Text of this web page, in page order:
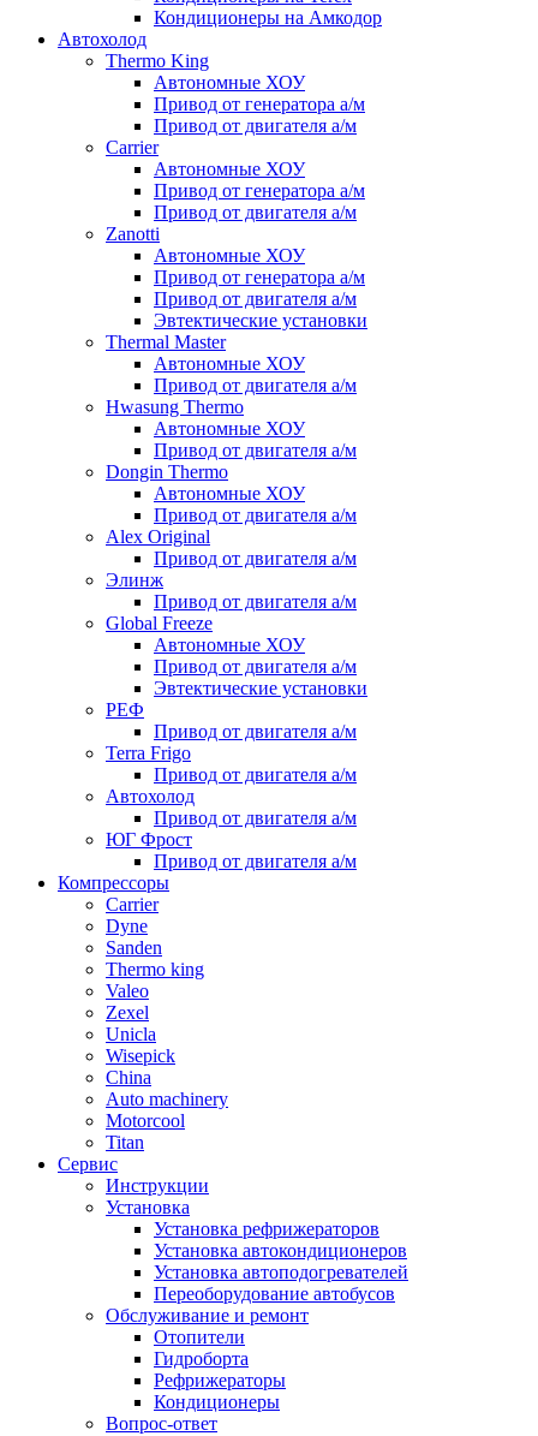
Кондиционеры на Амкодор
Автохолод
Thermo King
Автономные ХОУ
Привод от генератора а/м
Привод от двигателя а/м
Carrier
Автономные ХОУ
Привод от генератора а/м
Привод от двигателя а/м
Zanotti
Автономные ХОУ
Привод от генератора а/м
Привод от двигателя а/м
Эвтектические установки
Thermal Master
Автономные ХОУ
Привод от двигателя а/м
Hwasung Thermo
Автономные ХОУ
Привод от двигателя а/м
Dongin Thermo
Автономные ХОУ
Привод от двигателя а/м
Alex Original
Привод от двигателя а/м
Элинж
Привод от двигателя а/м
Global Freeze
Автономные ХОУ
Привод от двигателя а/м
Эвтектические установки
РЕФ
Привод от двигателя а/м
Terra Frigo
Привод от двигателя а/м
Автохолод
Привод от двигателя а/м
ЮГ Фрост
Привод от двигателя а/м
Компрессоры
Carrier
Dyne
Sanden
Thermo king
Valeo
Zexel
Unicla
Wisepick
China
Auto machinery
Motorcool
Titan
Сервис
Инструкции
Установка
Установка рефрижераторов
Установка автокондиционеров
Установка автоподогревателей
Переоборудование автобусов
Обслуживание и ремонт
Отопители
Гидроборта
Рефрижераторы
Кондиционеры
Вопрос-ответ